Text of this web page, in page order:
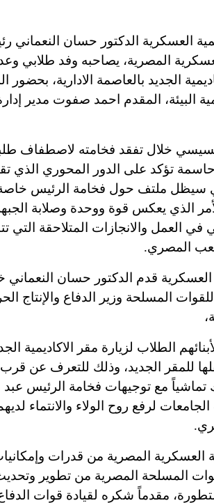
العسكرية الدكتور حسان النعماني
المصرية، يصاحبه وفد طلابي
الجديد بالعاصمة الادارية، بحضور
البيئة، المقدم احمد صفوت مدير
خلال تفقد فخامته لاصطفاف
تؤكد على الدور المحوري الذي
سيظل ملتف حول فخامة الرئيس
الأمر الذي يعكس قوة ووحدة وصلابة
العمل والانجازات المتلاحقة
المصري.
العسكرية قدم الدكتور حسان النعماني
المسلحة وزير الدفاع والإنتاج
الطلاب لزيارة مقر الاكاديمية
للمقر الجديد، وذلك للتعرف عن قرب
مع توجيهات فخامة الرئيس
لرفع روح الولاء والانتماء
العسكرية المصرية من قدرات
المسلحة المصرية من تطوير
مقدماً شكره لقيادة قوات